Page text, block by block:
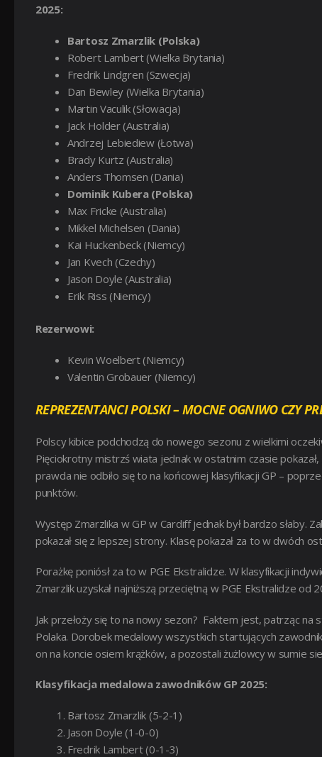
2025:
Bartosz Zmarzlik (Polska)
Robert Lambert (Wielka Brytania)
Fredrik Lindgren (Szwecja)
Dan Bewley (Wielka Brytania)
Martin Vaculik (Słowacja)
Jack Holder (Australia)
Andrzej Lebiediew (Łotwa)
Brady Kurtz (Australia)
Anders Thomsen (Dania)
Dominik Kubera (Polska)
Max Fricke (Australia)
Mikkel Michelsen (Dania)
Kai Huckenbeck (Niemcy)
Jan Kvech (Czechy)
Jason Doyle (Australia)
Erik Riss (Niemcy)
Rezerwowi:
Kevin Woelbert (Niemcy)
Valentin Grobauer (Niemcy)
REPREZENTANCI POLSKI – MOCNE OGNIWO CZY
Polscy kibice podchodzą do nowego sezonu z wielkimi
Pięciokrotny mistrzś wiata jednak w ostatnim czasie
prawda nie odbiło się to na końcowej klasyfikacji GP –
punktów.
Występ Zmarzlika w GP w Cardiff jednak był bardzo słaby.
pokazał się z lepszej strony. Klasę pokazał za to w dwóch
Porażkę poniósł za to w PGE Ekstralidze. W klasyfikacji
Zmarzlik uzyskał najniższą przeciętną w PGE Ekstralidze od
Jak przełoży się to na nowy sezon? Faktem jest, patrząc
Polaka. Dorobek medalowy wszystkich startujących
on na koncie osiem krążków, a pozostali żużlowcy w sumie
Klasyfikacja medalowa zawodników GP 2025:
Bartosz Zmarzlik (5-2-1)
Jason Doyle (1-0-0)
Fredrik Lambert (0-1-3)